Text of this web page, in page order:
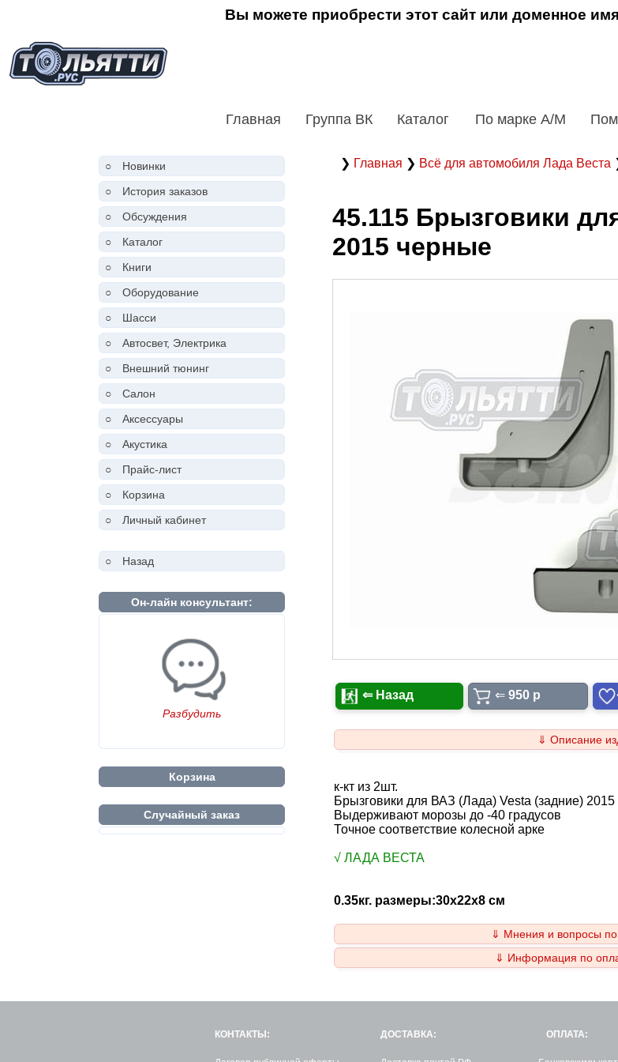
Вы можете приобрести этот сайт или доменное
Главная Группа ВК Каталог По марке А/М
○
Новинки
○
История заказов
○
Обсуждения
○
Каталог
○
Книги
○
Оборудование
○
Шасси
○
Автосвет, Электрика
○
Внешний тюнинг
○
Салон
○
Аксессуары
○
Акустика
○
Прайс-лист
○
Корзина
○
Личный кабинет
○ Назад
Он-лайн консультант:
Разбудить
Корзина
Случайный заказ
❯ Главная ❯ Всё для автомобиля Лада Веста
45.115 Брызговики
2015 черные
⇐ Назад ⇐ 950 p
⇓ Описание
к-кт из 2шт.
Брызговики для ВАЗ (Лада) Vesta (задние) 2015
Выдерживают морозы до -40 градусов
Точное соответствие колесной арке
√ ЛАДА ВЕСТА
0.35кг. размеры:30x22x8 см
⇓ Мнения и вопросы по
⇓ Информация по
КОНТАКТЫ: ДОСТАВКА: ОПЛАТА: